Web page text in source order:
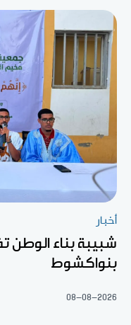
أخبار
بنواكشوط
08-08-2026